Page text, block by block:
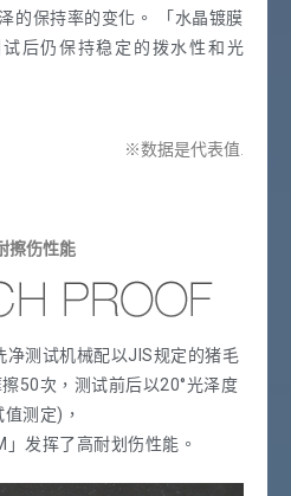
的保持率的变化。 「水晶镀膜
后仍保持稳定的拨水性和光
※数据是代表值.
擦伤性能
测试机械配以JIS规定的猪毛
50次，测试前后以20°光泽度
值测定)，
」发挥了高耐划伤性能。